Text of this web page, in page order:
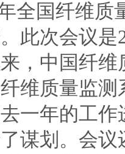
全国纤维质
此次会议是
，中国纤
维质量监测
一年的工作
谋划。会议